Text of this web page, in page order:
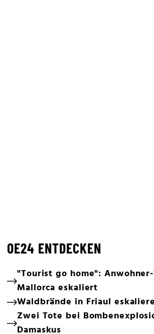
OE24 ENTDECKEN
"Tourist go home":
Mallorca eskaliert
Waldbrände in Friaul
Zwei Tote bei
Damaskus